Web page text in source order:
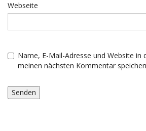
Webseite
Name, E-Mail-Adresse und Website in
meinen nächsten Kommentar